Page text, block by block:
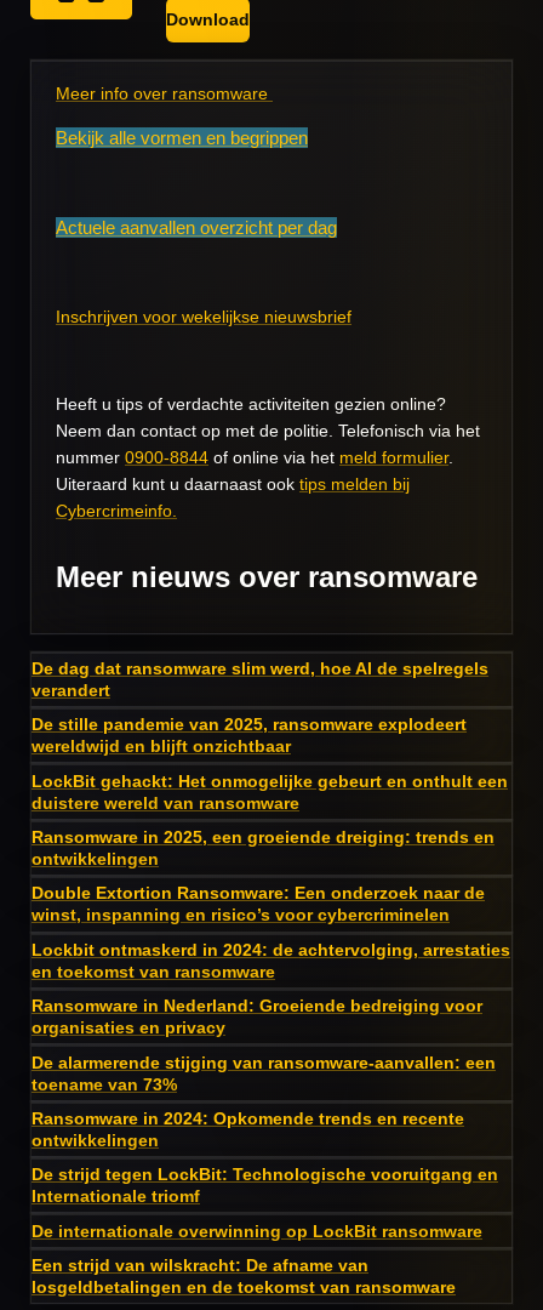
Download
Meer info over ransomware
Bekijk alle vormen en begrippen
Actuele aanvallen overzicht per dag
Inschrijven voor wekelijkse nieuwsbrief
Heeft u tips of verdachte activiteiten gezien online?
Neem dan contact op met de politie. Telefonisch via het
nummer 0900-8844 of online via het meld formulier.
Uiteraard kunt u daarnaast ook tips melden bij
Cybercrimeinfo.
Meer nieuws over ransomware
De dag dat ransomware slim werd, hoe AI de spelregels
verandert
De stille pandemie van 2025, ransomware explodeert
wereldwijd en blijft onzichtbaar
LockBit gehackt: Het onmogelijke gebeurt en onthult een
duistere wereld van ransomware
Ransomware in 2025, een groeiende dreiging: trends en
ontwikkelingen
Double Extortion Ransomware: Een onderzoek naar de
winst, inspanning en risico’s voor cybercriminelen
Lockbit ontmaskerd in 2024: de achtervolging, arrestaties
en toekomst van ransomware
Ransomware in Nederland: Groeiende bedreiging voor
organisaties en privacy
De alarmerende stijging van ransomware-aanvallen: een
toename van 73%
Ransomware in 2024: Opkomende trends en recente
ontwikkelingen
De strijd tegen LockBit: Technologische vooruitgang en
Internationale triomf
De internationale overwinning op LockBit ransomware
Een strijd van wilskracht: De afname van
losgeldbetalingen en de toekomst van ransomware